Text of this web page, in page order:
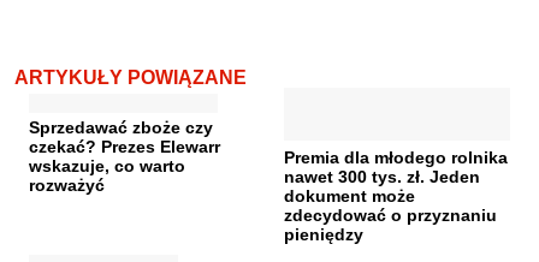
ARTYKUŁY POWIĄZANE
Sprzedawać zboże czy
czekać? Prezes Elewarr
wskazuje, co warto
rozważyć
Premia dla młodego rolnika
nawet 300 tys. zł. Jeden
dokument może
zdecydować o przyznaniu
pieniędzy